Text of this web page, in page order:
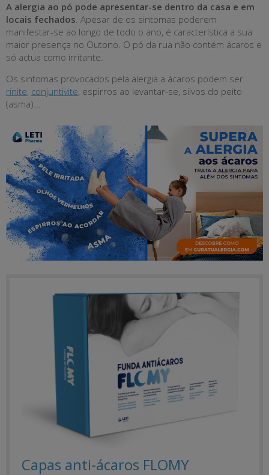
A alergia ao pó pode apresentar-se dentro da casa e em
locais fechados. Apesar de os sintomas poderem
manifestar-se ao longo de todo o ano, é característica a sua
maior presença no Outono. O pó da rua não contém ácaros e
só actua como irritante.
Os sintomas provocados pela alergia a ácaros podem ser
rinite, conjuntivite, espirros ao levantar-se, silvos do peito
(asma)...
Capas anti-ácaros FLOMY